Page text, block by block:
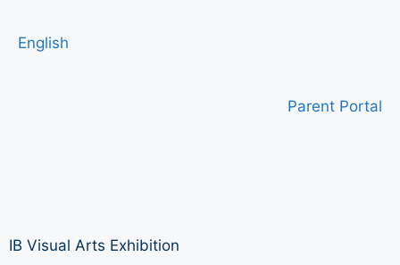
English
Parent Portal
IB Visual Arts Exhibition